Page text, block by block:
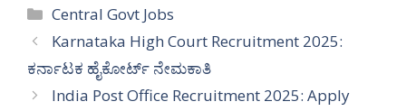
Categories
Central Govt Jobs
Karnataka High Court Recruitment 2025:
ಕರ್ನಾಟಕ ಹೈಕೋರ್ಟ್ ನೇಮಕಾತಿ
India Post Office Recruitment 2025: Apply